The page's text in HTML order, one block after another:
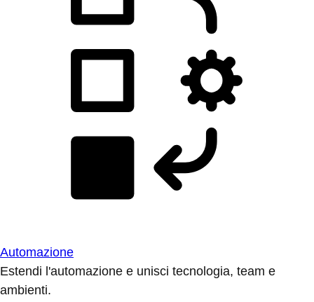
Automazione
Estendi l'automazione e unisci tecnologia, team e
ambienti.